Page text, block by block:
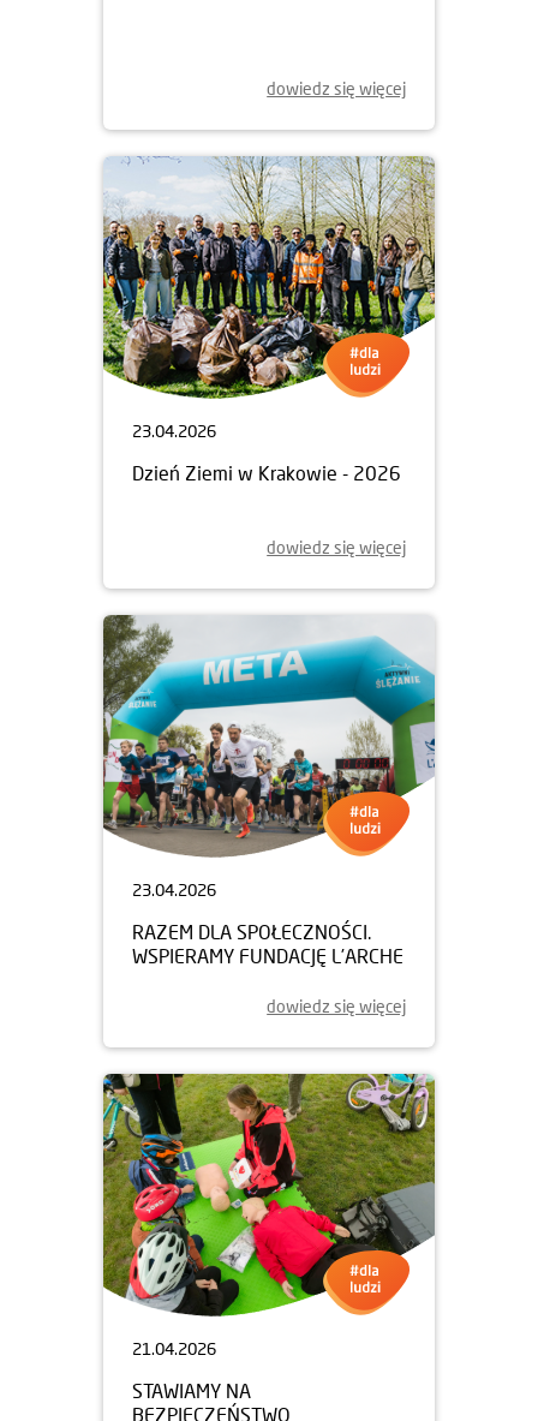
dowiedz się więcej
23.04.2026
Dzień Ziemi w Krakowie - 2026
dowiedz się więcej
23.04.2026
RAZEM DLA SPOŁECZNOŚCI.
WSPIERAMY FUNDACJĘ L’ARCHE
dowiedz się więcej
21.04.2026
STAWIAMY NA
BEZPIECZEŃSTWO